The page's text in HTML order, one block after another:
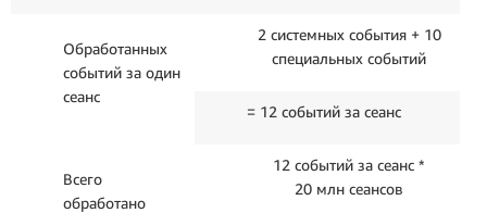
Обработанных
событий за один
сеанс
2 системных события + 10
специальных событий
= 12 событий за сеанс
Всего
обработано
12 событий за сеанс *
20 млн сеансов